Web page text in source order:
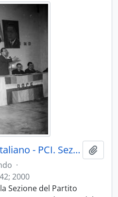
Partito comunista italiano - PCI. Sezione di Fossombrone
·
2000
Sezione del Partito